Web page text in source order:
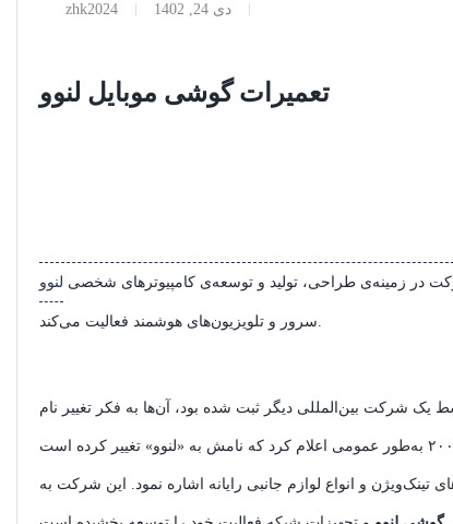
zhk2024 دی 24, 1402
تعمیرات گوشی موبایل لنوو
لنوو
سرور و تلویزیون‌های هوشمند فعالیت می‌کند.
یک شرکت بین‌المللی دیگر ثبت شده بود، آن‌ها به فکر تغییر نام
و انواع لوازم جانبی رایانه اشاره نمود. این شرکت به